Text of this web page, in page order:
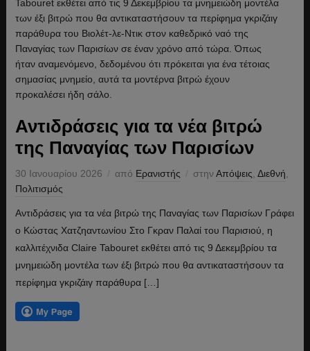
Αντιδράσεις για τα νέα βιτρώ
της Παναγίας των Παρισίων
30 Ιανουαρίου 2026 από Ερανιστής στηνΑπόψεις Διεθνή
Πολιτισμός
Αντιδράσεις για τα νέα βιτρώ της Παναγίας των Παρισίων Γράφει
ο Κώστας Χατζηαντωνίου Στο Γκραν Παλαί του Παρισιού, η
καλλιτέχνιδα Claire Tabouret εκθέτει από τις 9 Δεκεμβρίου τα
μνημειώδη μοντέλα των έξι βιτρώ που θα αντικαταστήσουν τα
περίφημα γκριζάιγ παράθυρα […]